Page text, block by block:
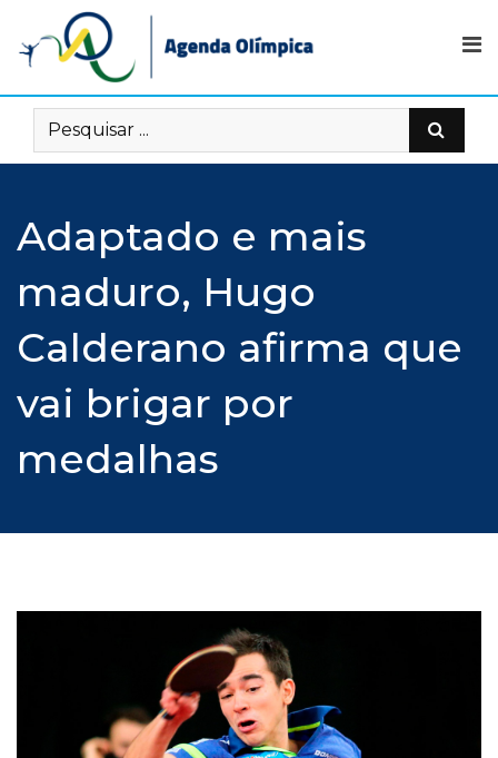
content
Adaptado e mais
maduro, Hugo
Calderano afirma que
vai brigar por
medalhas